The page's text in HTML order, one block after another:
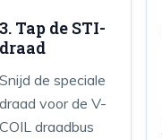
3. Tap de STI-
draad
Snijd de speciale
draad voor de V-
COIL draadbus